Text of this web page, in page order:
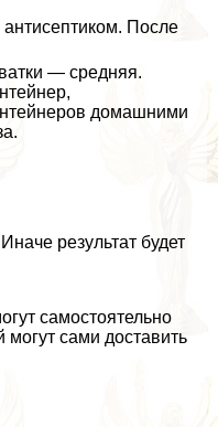
После
— средняя.
домашними
результат будет
самостоятельно
сами доставить